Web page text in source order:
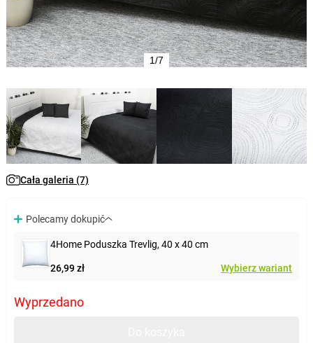
1/7
Cała galeria (7)
Polecamy dokupić
4Home Poduszka Trevlig, 40 x 40 cm
26,99 zł Wybierz wariant
Wyprzedano